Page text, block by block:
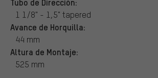
1 1/8" - 1,5" tapered
Avance de Horquilla:
44 mm
Altura de Montaje:
525 mm